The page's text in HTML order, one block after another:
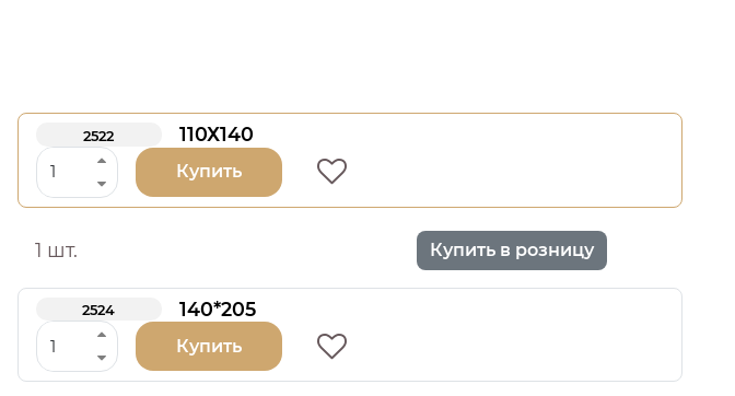
2522 110Х140
Купить
1 шт. Купить в розницу
2524 140*205
Купить